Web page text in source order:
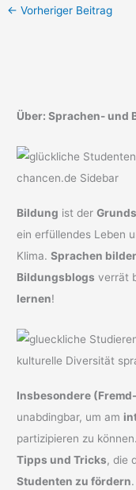
← Vorheriger Beitrag
Über: Sprachen- und
Bildung ist der
ein erfüllendes Leben
Klima.Sprachen
Bildungsblogs verrät
lernen!
Insbesondere
unabdingbar, um am
partizipieren zu
Tipps und Tricks, die
Studenten zu fördern